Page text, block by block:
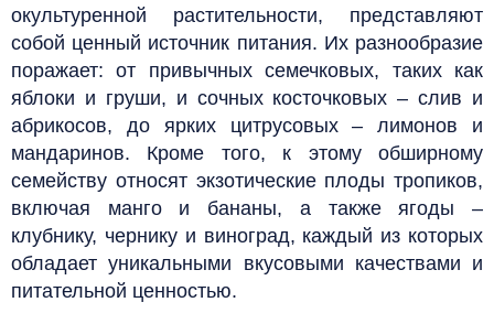
окультуренной растительности, представляют
собой ценный источник питания. Их разнообразие
поражает: от привычных семечковых, таких как
яблоки и груши, и сочных косточковых – слив и
абрикосов, до ярких цитрусовых – лимонов и
мандаринов. Кроме того, к этому обширному
семейству относят экзотические плоды тропиков,
включая манго и бананы, а также ягоды –
клубнику, чернику и виноград, каждый из которых
обладает уникальными вкусовыми качествами и
питательной ценностью.